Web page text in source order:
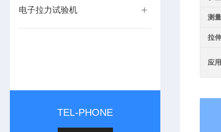
电子拉力试验机
TEL-PHONE
测
拉
应